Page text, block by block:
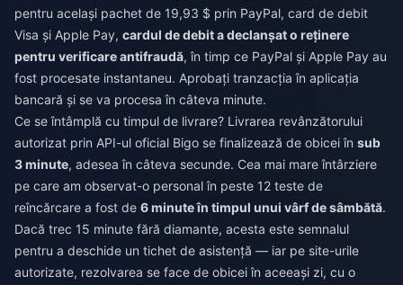
pentru același pachet de 19,93 $ prin PayPal, card de debit
Visa și Apple Pay, cardul de debit a declanșat o reținere
pentru verificare antifraudă, în timp ce PayPal și Apple Pay au
fost procesate instantaneu. Aprobați tranzacția în aplicația
bancară și se va procesa în câteva minute.
Ce se întâmplă cu timpul de livrare? Livrarea revânzătorului
autorizat prin API-ul oficial Bigo se finalizează de obicei în sub
3 minute, adesea în câteva secunde. Cea mai mare întârziere
pe care am observat-o personal în peste 12 teste de
reîncărcare a fost de 6 minute în timpul unui vârf de sâmbătă.
Dacă trec 15 minute fără diamante, acesta este semnalul
pentru a deschide un tichet de asistență — iar pe site-urile
autorizate, rezolvarea se face de obicei în aceeași zi, cu o